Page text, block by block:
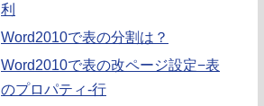
利
Word2010で表の分割は？
Word2010で表の改ページ設定−表
のプロパティ-行